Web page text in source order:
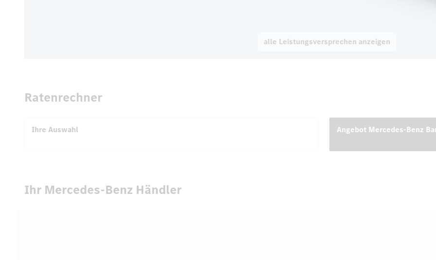
alle Leistungsversprechen anzeigen
Ratenrechner
Ihre Auswahl Angebot Mercedes-Benz
Ihr Mercedes-Benz Händler